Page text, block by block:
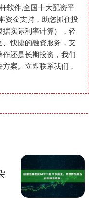
软件,全国十大配资平
资金支持，助您抓住投
实际利率计算），轻
快捷的融资服务，支
还是长期投资，我们
案。立即联系我们，